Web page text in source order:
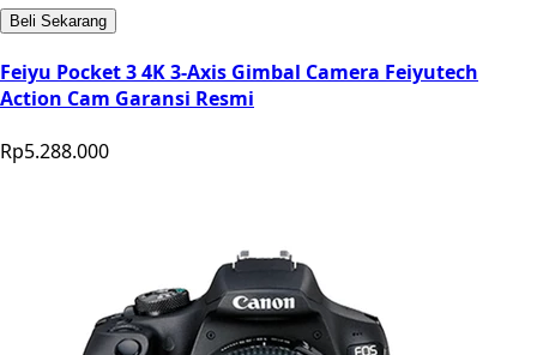
Beli Sekarang
Feiyu Pocket 3 4K 3-Axis Gimbal Camera Feiyutech
Action Cam Garansi Resmi
Rp5.288.000